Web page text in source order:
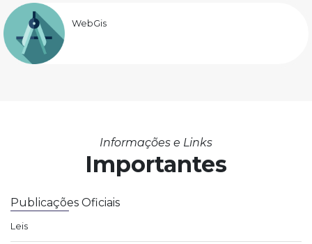
WebGis
Informações e Links
Importantes
Publicações Oficiais
Leis